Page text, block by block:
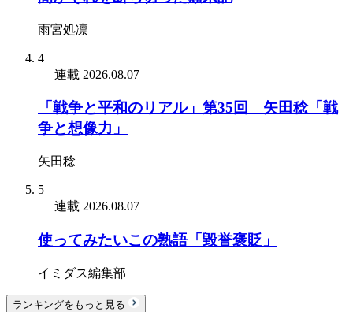
雨宮処凛
4
連載 2026.08.07
「戦争と平和のリアル」第35回 矢田稔「戦
争と想像力」
矢田稔
5
連載 2026.08.07
使ってみたいこの熟語「毀誉褒貶」
イミダス編集部
ランキングをもっと見る